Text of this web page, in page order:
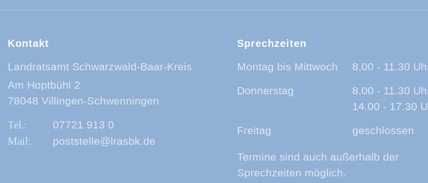
Kontakt
Landratsamt Schwarzwald-Baar-Kreis
Am Hoptbühl 2
78048 Villingen-Schwenningen
07721 913 0
poststelle@lrasbk.de
Sprechzeiten
Montag bis Mittwoch 8.00 - 11.30
Donnerstag
8.00 - 11.30
14.00 - 17.30
Freitag geschlossen
Termine sind auch außerhalb der
Sprechzeiten möglich.